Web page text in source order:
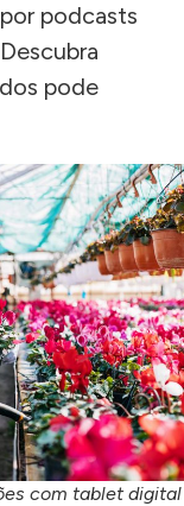
podcasts
pode
com tablet digital